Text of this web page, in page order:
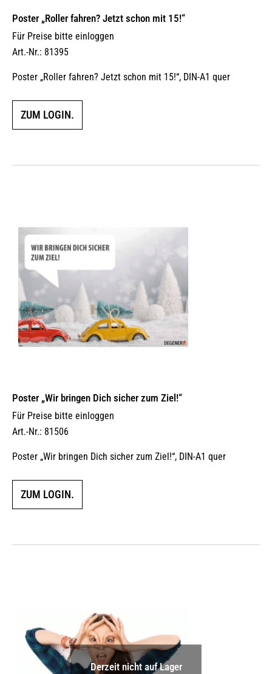
Poster „Roller fahren? Jetzt schon mit 15!“
Für Preise bitte einloggen
Art.-Nr.: 81395
Poster „Roller fahren? Jetzt schon mit 15!“, DIN-A1 quer
ZUM LOGIN.
Poster „Wir bringen Dich sicher zum Ziel!“
Für Preise bitte einloggen
Art.-Nr.: 81506
Poster „Wir bringen Dich sicher zum Ziel!“, DIN-A1 quer
ZUM LOGIN.
Derzeit nicht auf Lager